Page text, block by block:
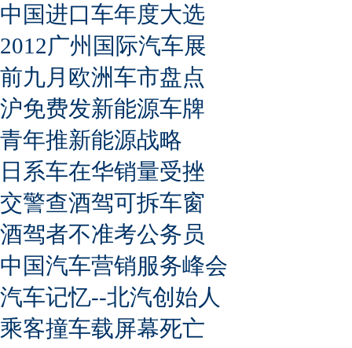
中国进口车年度大选
2012广州国际汽车展
前九月欧洲车市盘点
沪免费发新能源车牌
青年推新能源战略
日系车在华销量受挫
交警查酒驾可拆车窗
酒驾者不准考公务员
中国汽车营销服务峰会
汽车记忆--北汽创始人
乘客撞车载屏幕死亡